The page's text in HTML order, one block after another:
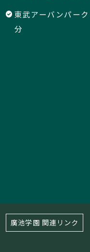
東武アーバンパー
分
廣池学園 関連リンク